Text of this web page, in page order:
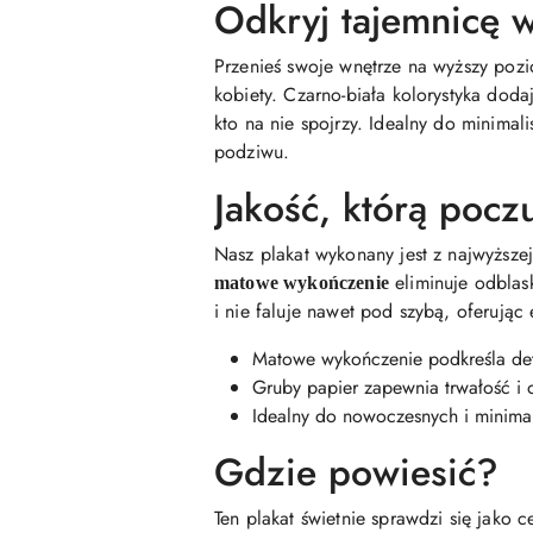
Odkryj tajemnicę
Przenieś swoje wnętrze na wyższy
kobiety. Czarno-biała kolorystyka
kto na nie spojrzy. Idealny do
podziwu.
Jakość, którą
Nasz plakat wykonany jest z
matowe wykończenieeliminuje
i nie faluje nawet pod szybą, oferując
Matowe wykończenie podkreśla
Gruby papier zapewnia trwałość i
Idealny do nowoczesnych i
Gdzie powiesić?
Ten plakat świetnie sprawdzi się jako